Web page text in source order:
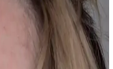
Doğal Görünüm İçin
Seçimi
doğal görünümü korumak
ürün seçimi ve profesyonel